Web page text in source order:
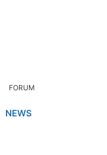
FORUM
NEWS